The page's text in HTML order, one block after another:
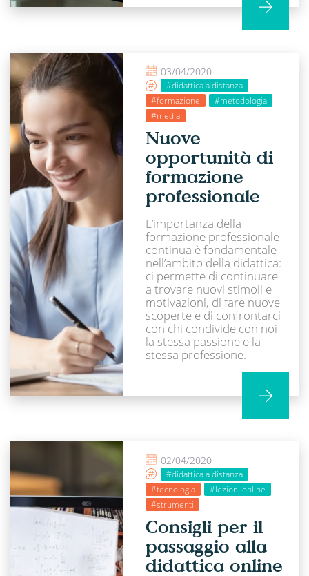
03/04/2020
#didattica a distanza
#formazione
#metodologia
#media
Nuove
opportunità di
formazione
professionale
L’importanza della
formazione professionale
continua è fondamentale
nell’ambito della didattica:
ci permette di continuare
a trovare nuovi stimoli e
motivazioni, di fare nuove
scoperte e di confrontarci
con chi condivide con noi
la stessa passione e la
stessa professione.
02/04/2020
#didattica a distanza
#tecnologia
#lezioni online
#strumenti
Consigli per il
passaggio alla
didattica online